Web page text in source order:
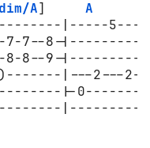
A] A
|-----
7-7-7--8-
8-8-8--9-
|---2---2-
|-